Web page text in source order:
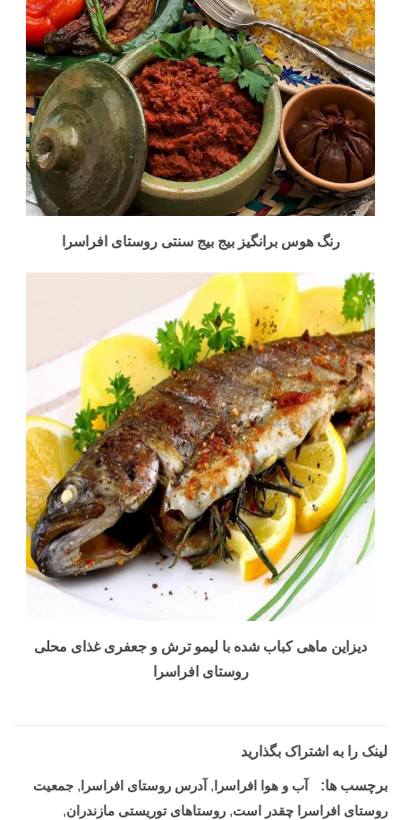
رنگ هوس برانگیز بیج بیج سنتی روستای افراسرا
دیزاین ماهی کباب شده با لیمو ترش و جعفری غذای محلی
روستای افراسرا
لینک را به اشتراک بگذارید
برچسب ها: آب و هوا افراسرا , آدرس روستای افراسرا , جمعیت
روستای افراسرا چقدر است, روستاهای توریستی مازندران,